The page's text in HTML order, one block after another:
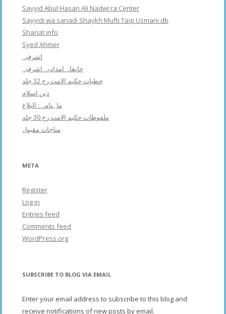
Sayyid Abul Hasan Ali Nadwi ra Center
Sayyidi wa sanadi Shaykh Mufti Taqi Usmani db
Shariat info
Syed Ahmer
اشرفبہ
خانقاہ امدادیہ اشرفیہ
خطبات حکیم الامت رح 32 جلد
دین اسلام
ماہنامہ : البلاغ
ملفوظات حکیم الامت رح 30 جلد
مناجات مقبول
META
Register
Log in
Entries feed
Comments feed
WordPress.org
SUBSCRIBE TO BLOG VIA EMAIL
Enter your email address to subscribe to this blog and
receive notifications of new posts by email.